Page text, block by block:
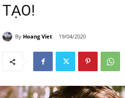
TẠO!
By Hoang Viet 19/04/2020